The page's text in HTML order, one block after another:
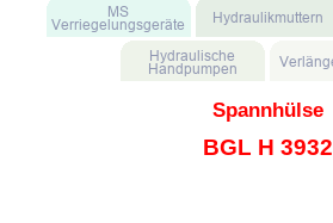
Spannhülse
BGL H 3932